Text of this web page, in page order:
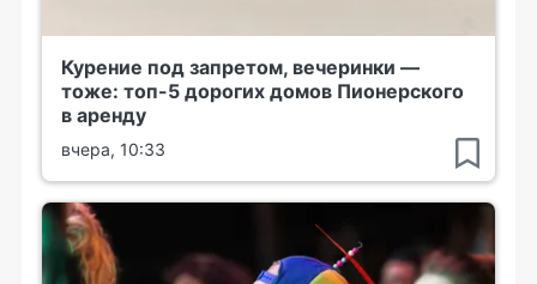
Курение под запретом, вечеринки —
тоже: топ-5 дорогих домов Пионерского
в аренду
вчера, 10:33